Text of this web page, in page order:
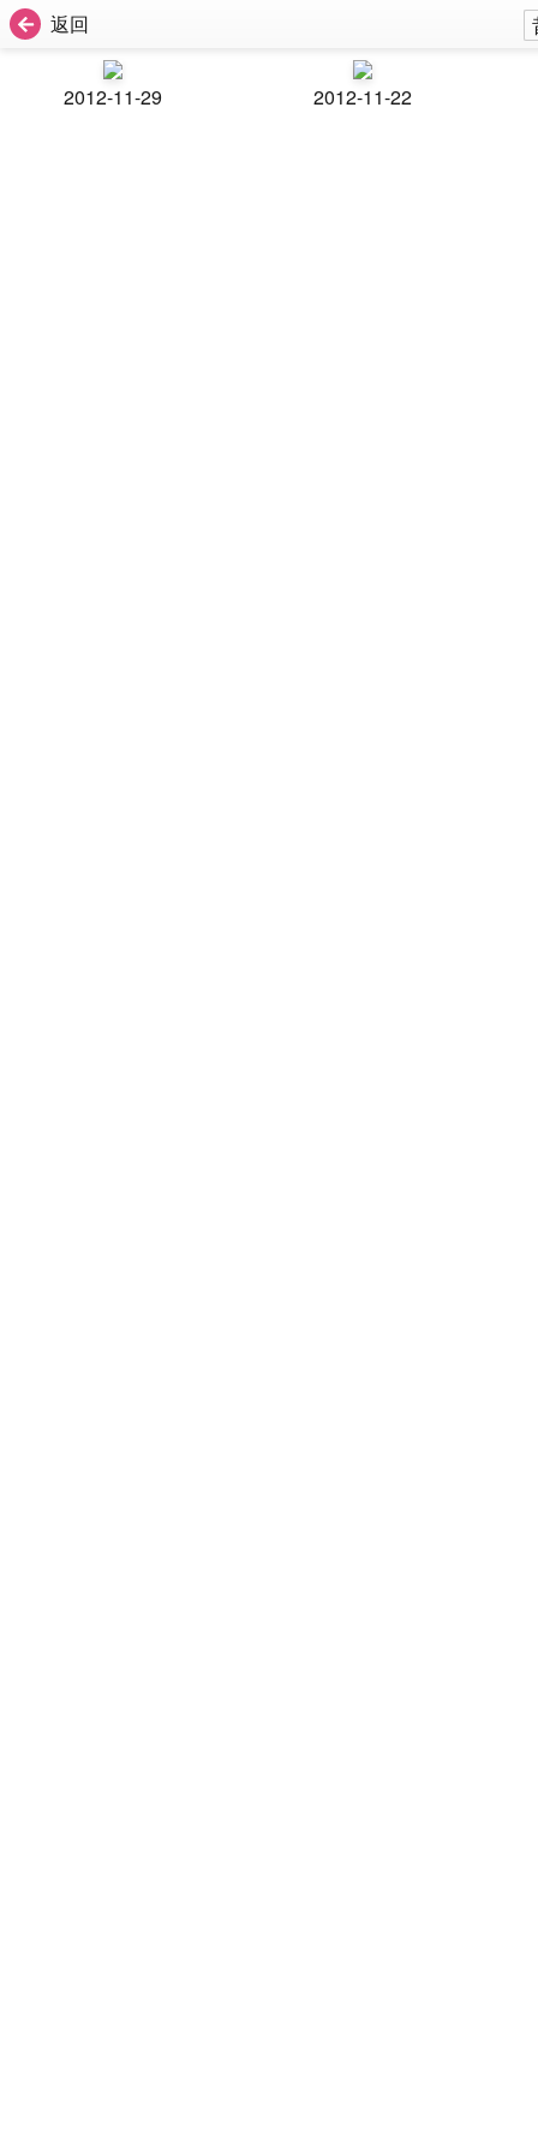
返回
2012-11-29 2012-11-22